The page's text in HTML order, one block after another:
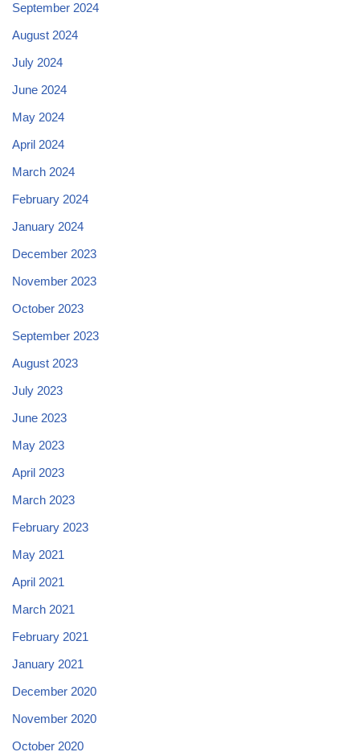
September 2024
August 2024
July 2024
June 2024
May 2024
April 2024
March 2024
February 2024
January 2024
December 2023
November 2023
October 2023
September 2023
August 2023
July 2023
June 2023
May 2023
April 2023
March 2023
February 2023
May 2021
April 2021
March 2021
February 2021
January 2021
December 2020
November 2020
October 2020